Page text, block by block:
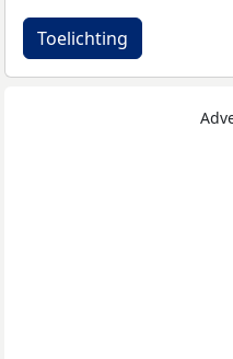
Toelichting